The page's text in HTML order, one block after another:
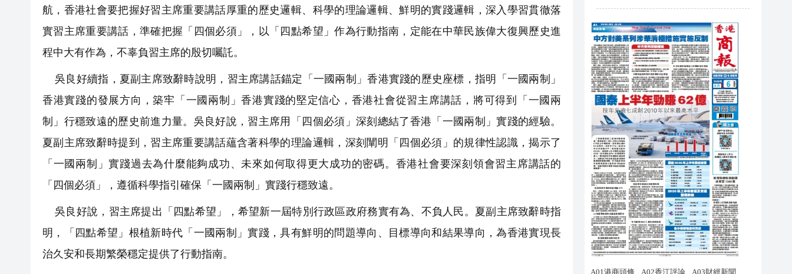
航，香港社會要把握好習主席重要講話厚重的歷史邏輯、科學的理論邏輯、鮮明的實踐邏輯，深入學習貫徹落
實習主席重要講話，準確把握「四個必須」，以「四點希望」作為行動指南，定能在中華民族偉大復興歷史進
程中大有作為，不辜負習主席的殷切囑託。
吳良好續指，夏副主席致辭時說明，習主席講話錨定「一國兩制」香港實踐的歷史座標，指明「一國兩制」
香港實踐的發展方向，築牢「一國兩制」香港實踐的堅定信心，香港社會從習主席講話，將可得到「一國兩
制」行穩致遠的歷史前進力量。吳良好說，習主席用「四個必須」深刻總結了香港「一國兩制」實踐的經驗。
夏副主席致辭時提到，習主席重要講話蘊含著科學的理論邏輯，深刻闡明「四個必須」的規律性認識，揭示了
「一國兩制」實踐過去為什麼能夠成功、未來如何取得更大成功的密碼。香港社會要深刻領會習主席講話的
「四個必須」，遵循科學指引確保「一國兩制」實踐行穩致遠。
吳良好說，習主席提出「四點希望」，希望新一屆特別行政區政府務實有為、不負人民。夏副主席致辭時指
明，「四點希望」根植新時代「一國兩制」實踐，具有鮮明的問題導向、目標導向和結果導向，為香港實現長
治久安和長期繁榮穩定提供了行動指南。